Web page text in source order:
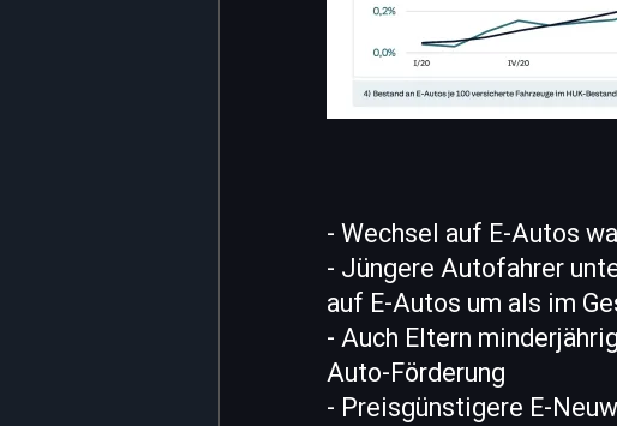
- Wechsel auf E-Autos
- Jüngere Autofahrer
auf E-Autos um als im
- Auch Eltern
Auto-Förderung
- Preisgünstigere E-